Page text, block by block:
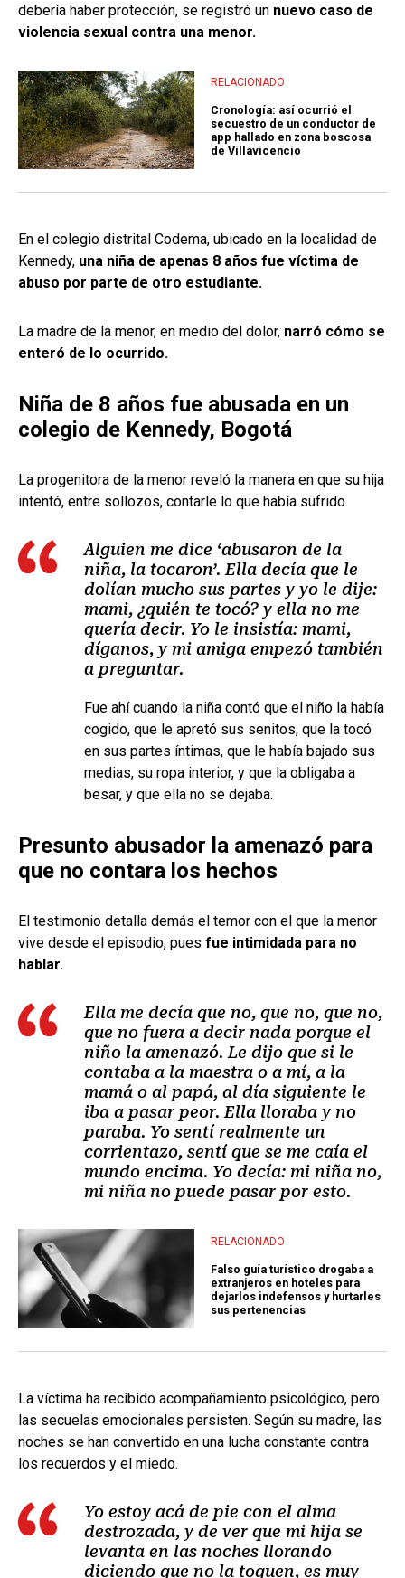
debería haber protección, se registró un nuevo caso de
violencia sexual contra una menor.
RELACIONADO
Cronología: así ocurrió el
secuestro de un conductor de
app hallado en zona boscosa
de Villavicencio
En el colegio distrital Codema, ubicado en la localidad de
Kennedy, una niña de apenas 8 años fue víctima de
abuso por parte de otro estudiante.
La madre de la menor, en medio del dolor, narró cómo se
enteró de lo ocurrido.
Niña de 8 años fue abusada en un
colegio de Kennedy, Bogotá
La progenitora de la menor reveló la manera en que su hija
intentó, entre sollozos, contarle lo que había sufrido.
Alguien me dice ‘abusaron de la
niña, la tocaron’. Ella decía que le
dolían mucho sus partes y yo le dije:
mami, ¿quién te tocó? y ella no me
quería decir. Yo le insistía: mami,
díganos, y mi amiga empezó también
a preguntar.
Fue ahí cuando la niña contó que el niño la había
cogido, que le apretó sus senitos, que la tocó
en sus partes íntimas, que le había bajado sus
medias, su ropa interior, y que la obligaba a
besar, y que ella no se dejaba.
Presunto abusador la amenazó para
que no contara los hechos
El testimonio detalla demás el temor con el que la menor
vive desde el episodio, pues fue intimidada para no
hablar.
Ella me decía que no, que no, que no,
que no fuera a decir nada porque el
niño la amenazó. Le dijo que si le
contaba a la maestra o a mí, a la
mamá o al papá, al día siguiente le
iba a pasar peor. Ella lloraba y no
paraba. Yo sentí realmente un
corrientazo, sentí que se me caía el
mundo encima. Yo decía: mi niña no,
mi niña no puede pasar por esto.
RELACIONADO
Falso guía turístico drogaba a
extranjeros en hoteles para
dejarlos indefensos y hurtarles
sus pertenencias
La víctima ha recibido acompañamiento psicológico, pero
las secuelas emocionales persisten. Según su madre, las
noches se han convertido en una lucha constante contra
los recuerdos y el miedo.
Yo estoy acá de pie con el alma
destrozada, y de ver que mi hija se
levanta en las noches llorando
diciendo que no la toquen, es muy